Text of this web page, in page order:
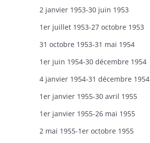
2 janvier 1953-30 juin 1953
1er juillet 1953-27 octobre 1953
31 octobre 1953-31 mai 1954
1er juin 1954-30 décembre 1954
4 janvier 1954-31 décembre 1954
1er janvier 1955-30 avril 1955
1er janvier 1955-26 mai 1955
2 mai 1955-1er octobre 1955